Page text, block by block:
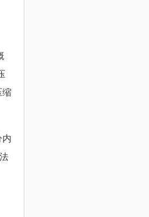
缩
内